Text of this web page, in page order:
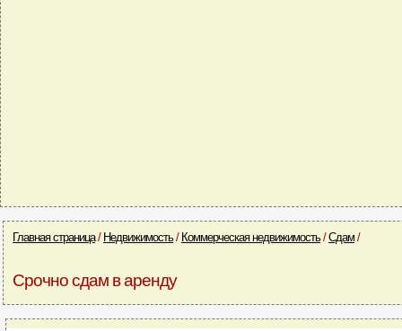
Главная страница/ Недвижимость/ Коммерческая недвижимость/Сдам /
Срочно сдам в аренду